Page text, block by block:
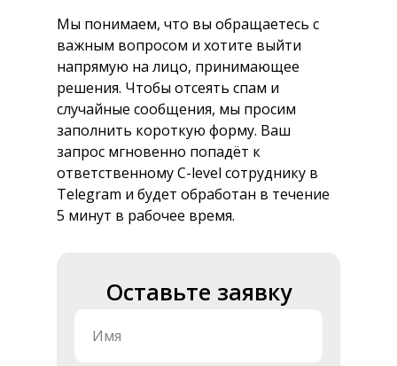
Мы понимаем, что вы обращаетесь с
важным вопросом и хотите выйти
напрямую на лицо, принимающее
решения. Чтобы отсеять спам и
случайные сообщения, мы просим
заполнить короткую форму. Ваш
запрос мгновенно попадёт к
ответственному C-level сотруднику в
Telegram и будет обработан в течение
5 минут в рабочее время.
Оставьте заявку